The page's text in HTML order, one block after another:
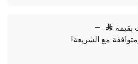

—
مع الشريعة!